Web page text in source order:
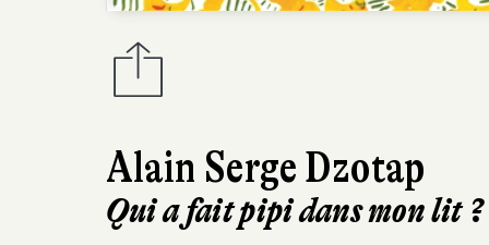
Alain Serge Dzotap
Qui a fait pipi dans mon lit ?